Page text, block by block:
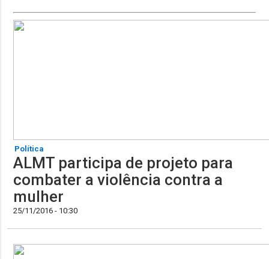
Política
ALMT participa de projeto para
combater a violência contra a
mulher
25/11/2016 - 10:30